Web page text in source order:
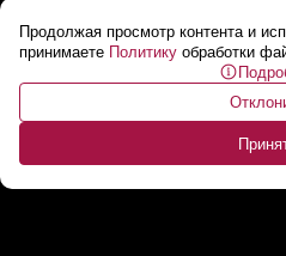
Продолжая просмотр контента и
принимаете Политику обработки
Воды Омана
массовой гибели